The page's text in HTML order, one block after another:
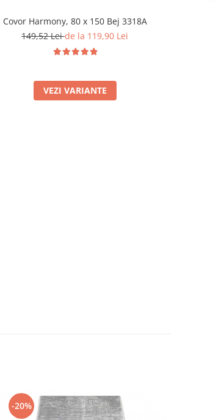
Covor Harmony, 80 x 150 Bej 3318A
149,52 Leide la 119,90 Lei
VEZI VARIANTE
-20%